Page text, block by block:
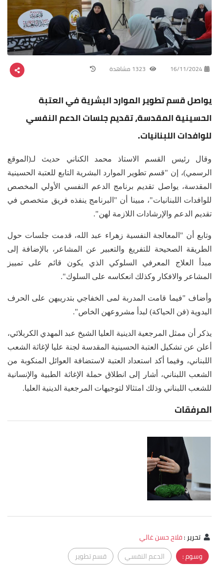
16/11/2024
يواصل قسم تطوير الموارد البشرية في العتبة
الحسينية المقدسة، تقديم جلسات الدعم النفسي
للوافدات اللبنانيات.
وقال رئيس القسم الاستاذ محمد الكناني حديث لـ(الموقع
الرسمي)، إن "قسم تطوير الموارد البشرية التابع للعتبة الحسينية
المقدسة، يواصل تقديم برنامج الدعم النفسي الأولي المخصص
للوافدات اللبنانيات"، مبينا أن "البرنامج ينفذه فريق متخصص في
تقديم الدعم والإرشادات اللازمة لهن".
وتابع أن "المعالجة النفسية زهراء عبد الله، قدمت جلسات حول
الطريقة الصحيحة للتفريغ والتعبير عن المشاعر، بالإضافة إلى
مبدأ العلاج المعرفي السلوكي الذي يكون قائم على تمييز
المشاعر والافكار وكذلك انعكاسه على السلوك".
وأضاف "فيما قامت المدربة لمى الخفاجي بتدريبهن على الحرف
اليدوية (فن الحياكة) لبدأ مشروعهن الخاص".
يذكر أن ممثل المرجعية الدينية العليا الشيخ عبد المهدي الكربلائي،
أعلن عن تشكيل العتبة الحسينية المقدسة لجنة عليا لإغاثة الشعب
اللبناني، وفيما أكد استعداد العتبة لاستضافة العوائل المنكوبة من
الشعب اللبناني، أشار إلى انطلاق حملة الإغاثة الطبية والإنسانية
للشعب اللبناني وذلك امتثالا لتوجيهات المرجعية الدينية العليا.
المرفقات
تحرير:فلاح حسن غالي
وسوم :
الدعم النفسي
قسم تطوير